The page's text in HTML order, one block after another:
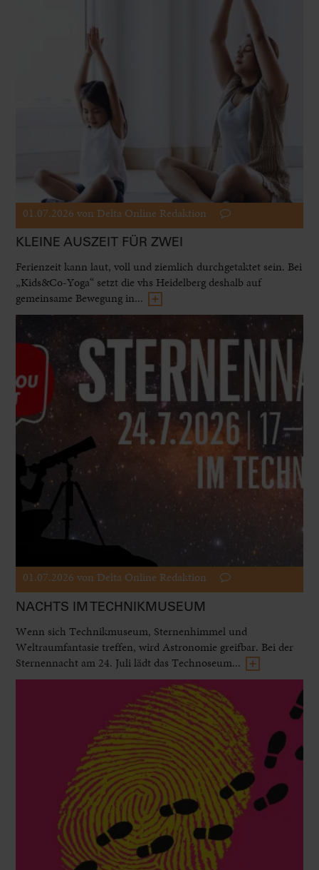
01.07.2026 von Delta Online Redaktion
KLEINE AUSZEIT FÜR ZWEI
Ferienzeit kann laut, voll und ziemlich durchgetaktet sein. Bei
„Kids&Co-Yoga“ setzt die vhs Heidelberg deshalb auf
gemeinsame Bewegung in...
01.07.2026 von Delta Online Redaktion
NACHTS IM TECHNIKMUSEUM
Wenn sich Technikmuseum, Sternenhimmel und
Weltraumfantasie treffen, wird Astronomie greifbar. Bei der
Sternennacht am 24. Juli lädt das Technoseum...